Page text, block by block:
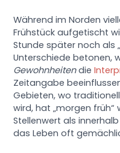
Während im Norden
Frühstück aufgetischt
Stunde später noch als
Unterschiede betonen,
Gewohnheitendie
Zeitangabe
Gebieten, wo
wird, hat „morgen
Stellenwert als
das Leben oft